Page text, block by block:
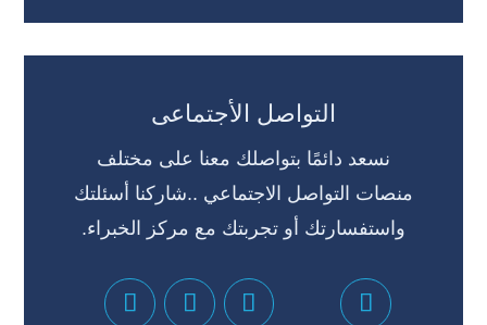
التواصل الأجتماعى
نسعد دائمًا بتواصلك معنا على مختلف
منصات التواصل الاجتماعي ..شاركنا أسئلتك
واستفسارتك أو تجربتك مع مركز الخبراء.